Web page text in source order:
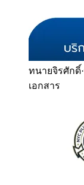
ทนายจิรศักดิ์·
เอกสาร